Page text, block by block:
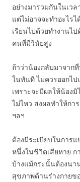
อย่างมารวมกันในเว
แต่ไม่อาจจะทำอะไร
เรียนไปด้วยทำงานไ
คนที่มีวินัยสูง
ถ้าว่าน้องกลับมาจาก
ในทันที ไม่ควรออกไป
เพราะจะมีผลให้น้อง
ไม่ไหว ส่งผลทำให้กา
ฯลฯ
ต้องมีระเบียบในการ
หนึ่งในชีวิตเสียหาย ก
บ้างแม้กระนั้นต้องนา
สุขภาพด้านร่างกายข